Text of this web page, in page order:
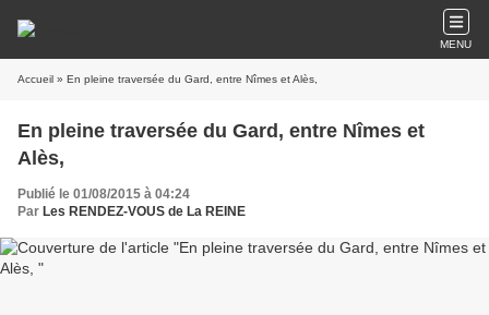
MENU
Accueil » En pleine traversée du Gard, entre Nîmes et Alès,
En pleine traversée du Gard, entre Nîmes et
Alès,
Publié le 01/08/2015 à 04:24
Par Les RENDEZ-VOUS de La REINE